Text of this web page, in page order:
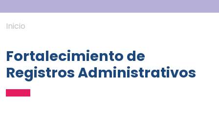
Inicio
Fortalecimiento de
Registros Administrativos